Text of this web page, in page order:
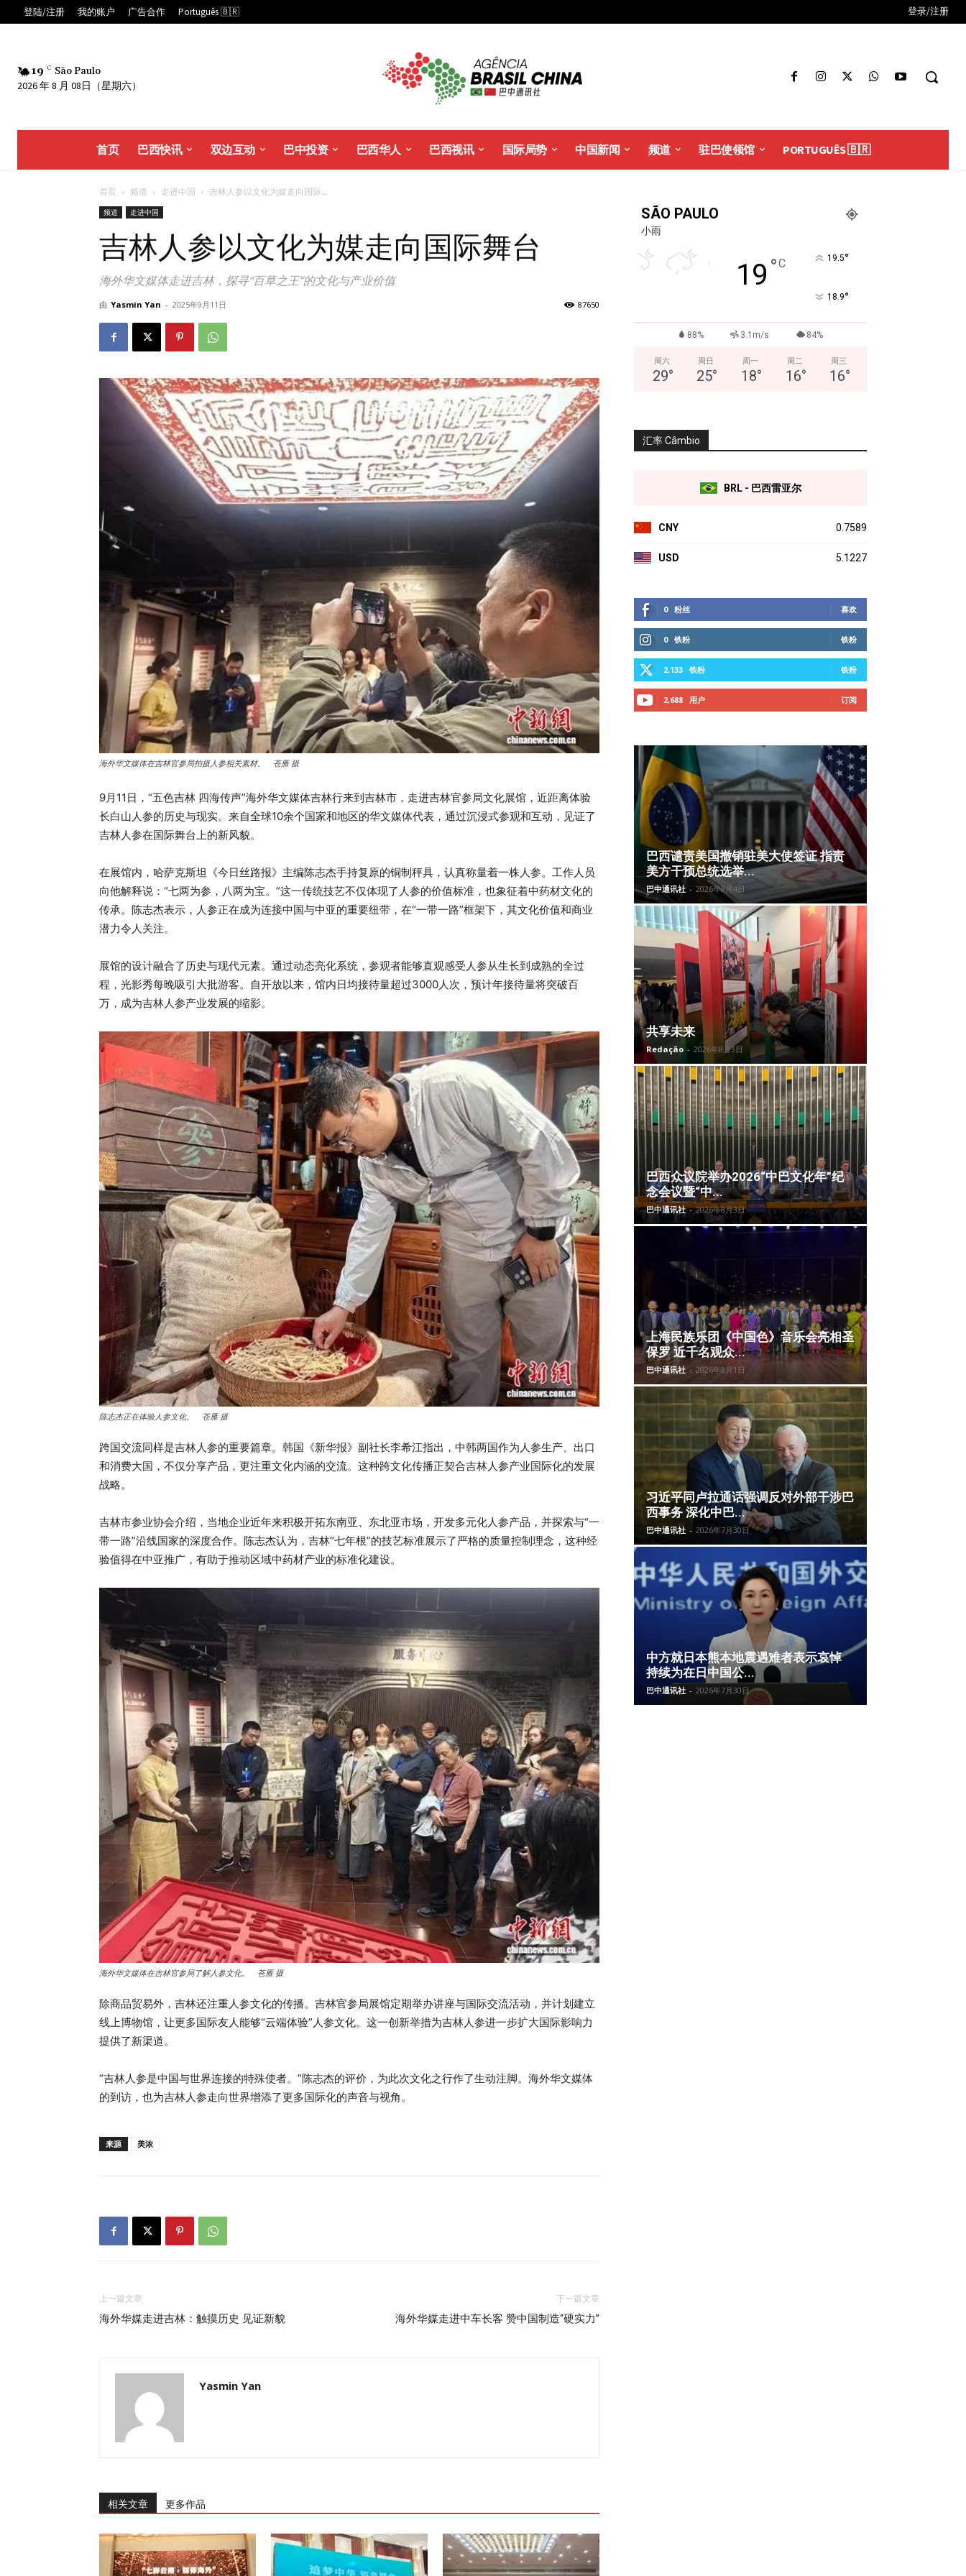
登陆/注册 我的账户 广告合作 Português 🇧🇷 登录/注册
19 C São Paulo
2026 年 8 月 08日（星期六）
首页 巴西快讯 双边互动 巴中投资 巴西华人 巴西视讯 国际局势 中国新闻 频道 驻巴使领馆 PORTUGUÊS 🇧🇷
首页 频道 走进中国 吉林人参以文化为媒走向国际...
频道 走进中国
吉林人参以文化为媒走向国际舞台
海外华文媒体走进吉林，探寻“百草之王”的文化与产业价值
由 Yasmin Yan - 2025年9月11日 87650
海外华文媒体在吉林官参局拍摄人参相关素材。 苍雁 摄
9月11日，“五色吉林 四海传声”海外华文媒体吉林行来到吉林市，走进吉林官参局文化展馆，近距离体验
长白山人参的历史与现实。来自全球10余个国家和地区的华文媒体代表，通过沉浸式参观和互动，见证了
吉林人参在国际舞台上的新风貌。
在展馆内，哈萨克斯坦《今日丝路报》主编陈志杰手持复原的铜制秤具，认真称量着一株人参。工作人员
向他解释说：“七两为参，八两为宝。”这一传统技艺不仅体现了人参的价值标准，也象征着中药材文化的
传承。陈志杰表示，人参正在成为连接中国与中亚的重要纽带，在“一带一路”框架下，其文化价值和商业
潜力令人关注。
展馆的设计融合了历史与现代元素。通过动态亮化系统，参观者能够直观感受人参从生长到成熟的全过
程，光影秀每晚吸引大批游客。自开放以来，馆内日均接待量超过3000人次，预计年接待量将突破百
万，成为吉林人参产业发展的缩影。
陈志杰正在体验人参文化。 苍雁 摄
跨国交流同样是吉林人参的重要篇章。韩国《新华报》副社长李希江指出，中韩两国作为人参生产、出口
和消费大国，不仅分享产品，更注重文化内涵的交流。这种跨文化传播正契合吉林人参产业国际化的发展
战略。
吉林市参业协会介绍，当地企业近年来积极开拓东南亚、东北亚市场，开发多元化人参产品，并探索与“一
带一路”沿线国家的深度合作。陈志杰认为，吉林“七年根”的技艺标准展示了严格的质量控制理念，这种经
验值得在中亚推广，有助于推动区域中药材产业的标准化建设。
海外华文媒体在吉林官参局了解人参文化。 苍雁 摄
除商品贸易外，吉林还注重人参文化的传播。吉林官参局展馆定期举办讲座与国际交流活动，并计划建立
线上博物馆，让更多国际友人能够“云端体验”人参文化。这一创新举措为吉林人参进一步扩大国际影响力
提供了新渠道。
“吉林人参是中国与世界连接的特殊使者。”陈志杰的评价，为此次文化之行作了生动注脚。海外华文媒体
的到访，也为吉林人参走向世界增添了更多国际化的声音与视角。
来源 美浓
上一篇文章
海外华媒走进吉林：触摸历史 见证新貌
下一篇文章
海外华媒走进中车长客 赞中国制造“硬实力”
Yasmin Yan
相关文章 更多作品
SÃO PAULO
小雨
19 °C 19.5°
18.9°
88% 3.1m/s 84%
周六
29°
周日
25°
周一
18°
周二
16°
周三
16°
汇率 Câmbio
BRL - 巴西雷亚尔
CNY 0.7589
USD 5.1227
0 粉丝 喜欢
0 铁粉 铁粉
2,133 铁粉 铁粉
2,688 用户 订阅
巴西谴责美国撤销驻美大使签证 指责
美方干预总统选举...
巴中通讯社 - 2026年8月4日
共享未来
Redação - 2026年8月3日
巴西众议院举办2026“中巴文化年”纪
念会议暨“中...
巴中通讯社 - 2026年8月3日
上海民族乐团《中国色》音乐会亮相圣
保罗 近千名观众...
巴中通讯社 - 2026年8月1日
习近平同卢拉通话强调反对外部干涉巴
西事务 深化中巴...
巴中通讯社 - 2026年7月30日
中方就日本熊本地震遇难者表示哀悼
持续为在日中国公...
巴中通讯社 - 2026年7月30日